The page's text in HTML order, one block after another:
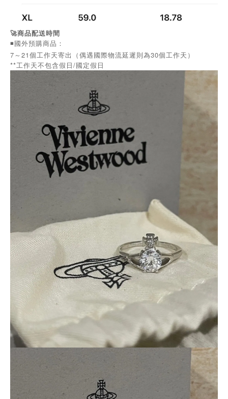
🚀商品配送時間
◾️國外預購商品：
7～21個工作天寄出（偶遇國際物流延遲則為30個工作天）
**工作天不包含假日/國定假日